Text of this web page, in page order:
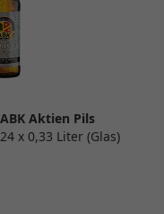
ABK Aktien Pils
24 x 0,33 Liter (Glas)